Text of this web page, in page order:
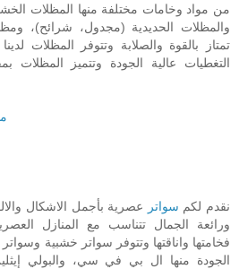
من مواد وخامات مختلفة منها المظلات
والمظلات الحديدية (مجدول، شرائح)،
تمتاز بالقوة والصلابة وتتوفر المظلات
التغطيات عالية الجودة وتتميز المظلات
نقدم لكم سواتر
عصرية بأجمل الاشكال
ورائعة الجمال تتناسب مع المنازل
فخامتها واناقتها وتتوفر سواتر خشبية
الجودة منها ال بي في سي، والبولي